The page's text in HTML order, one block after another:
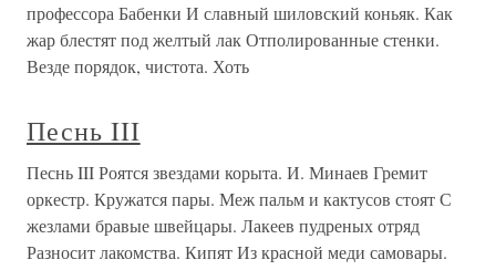
профессора Бабенки И славный шиловский коньяк. Как
жар блестят под желтый лак Отполированные стенки.
Везде порядок, чистота. Хоть
Песнь III
Песнь III Роятся звездами корыта. И. Минаев Гремит
оркестр. Кружатся пары. Меж пальм и кактусов стоят С
жезлами бравые швейцары. Лакеев пудреных отряд
Разносит лакомства. Кипят Из красной меди самовары.